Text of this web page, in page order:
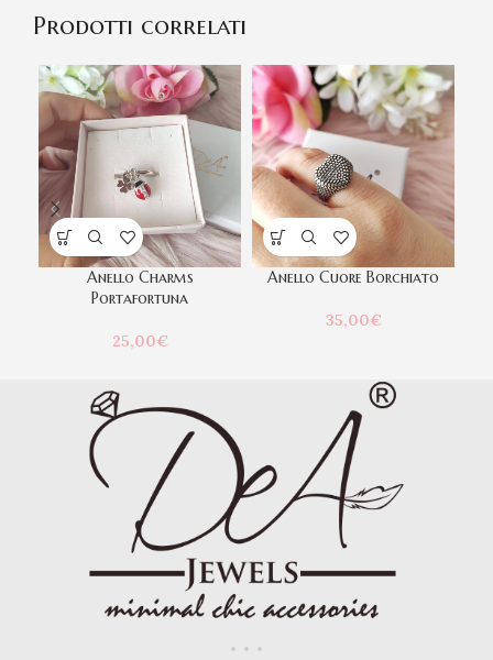
Prodotti correlati
Anello Charms
Portafortuna
25,00€
Anello Cuore Borchiato
35,00€